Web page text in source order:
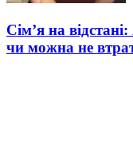
Сім’я на
чи можна не